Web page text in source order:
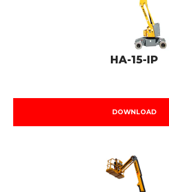
HA-15-IP
DOWNLOAD